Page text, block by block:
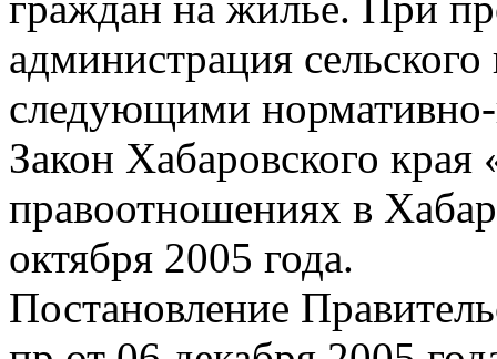
администрация
следующими
Закон Хабаровского
правоотношениях в
октября 2005 года.
Постановление